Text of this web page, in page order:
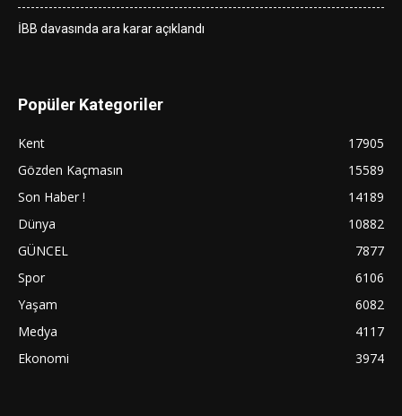
İBB davasında ara karar açıklandı
Popüler Kategoriler
Kent
17905
Gözden Kaçmasın
15589
Son Haber !
14189
Dünya
10882
GÜNCEL
7877
Spor
6106
Yaşam
6082
Medya
4117
Ekonomi
3974